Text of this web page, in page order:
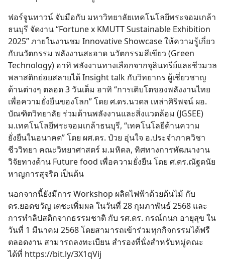
ฟอร์จูนทาวน์ จับมือกับ มหาวิทยาลัยเทคโนโลยีพระจอมเกล้า
ธนบุรี จัดงาน “Fortune x KMUTT Sustainable Exhibition
2025” ภายในงานชม Innovative Showcase ให้ความรู้เกี่ยว
กับนวัตกรรม พลังงานสะอาด นวัตกรรมสีเขียว (Green
Technology) อาทิ พลังงานทางเลือกจากจุลินทรีย์และชีวมวล
พลาสติกย่อยสลายได้ Insight talk กับวิทยากร ผู้เชี่ยวชาญ
ด้านต่างๆ ตลอด 3 วันเต็ม อาทิ “การเติบโตของพลังงานไทย
เพื่อความยั่งยืนของโลก” โดย ศ.ดร.นวดล เหล่าศิริพจน์ ผอ.
บัณฑิตวิทยาลัย ร่วมด้านพลังงานและสิ่งแวดล้อม (JGSEE)
ม.เทคโนโลยีพระจอมเกล้าธนบุรี, “เทคโนโลยีด้านความ
ยั่งยืนในอนาคต” โดย ผศ.ดร. ป๋วย อุ่นใจ อ.ประจำภาควิชา
ชีววิทยา คณะวิทยาศาสตร์ ม.มหิดล, ทิศทางการพัฒนางาน
วิจัยทางด้าน Future food เพื่อความยั่งยืน โดย ศ.ดร.ณัฐดนัย
หาญการสุจริต เป็นต้น
นอกจากนี้ยังมีการ Workshop ผลิตไฟฟ้าด้วยต้นไม้ กับ
ดร.ยอดขวัญ เตชะเพิ่มผล ในวันที่ 28 กุมภาพันธ์ 2568 และ
การทำลิปสติกจากธรรมชาติ กับ รศ.ดร. กรณ์กนก อายุสุข ใน
วันที่ 1 มีนาคม 2568 โดยสามารถเข้าร่วมทุกกิจกรรมได้ฟรี
ตลอดงาน สามารถลงทะเบียน สำรองที่นั่งสำหรับหมู่คณะ
ได้ที่ https://bit.ly/3X1qVij